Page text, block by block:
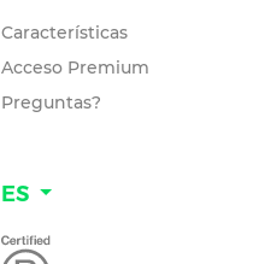
Características
Acceso Premium
Preguntas?
ES